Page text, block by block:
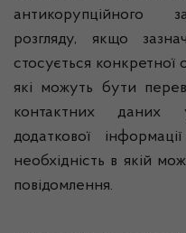
антикорупційного
розгляду, якщо
стосується конкретної
які можуть бути
контактних даних
додаткової
необхідність в якій
повідомлення.